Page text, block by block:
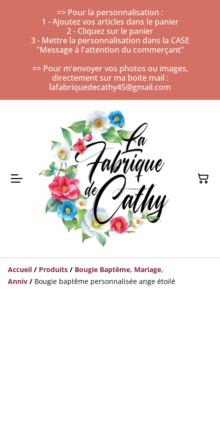
=> Pour la personnalisation :
1 - Ajoutez vos articles dans le panier
2 - Cliquez sur le panier
3 - Mettre la personnalisation dans la CASE
"Message à l'attention du commerçant"
=> Pour m'envoyer vos photos ou images,
directement sur ma boite mail :
lafabriquedecathy45@gmail.com
Accueil / Produits / Bougie Baptême, Mariage,
Anniv / Bougie baptême personnalisée ange étoilé